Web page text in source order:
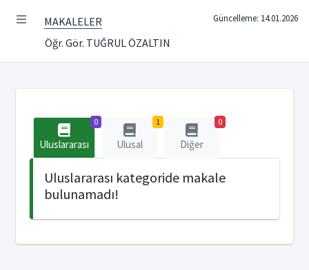
MAKALELER
Öğr. Gör. TUĞRUL ÖZALTIN
Güncelleme: 14.01.2026
0
Uluslararası
1
Ulusal
0
Diğer
Uluslararası kategoride makale
bulunamadı!